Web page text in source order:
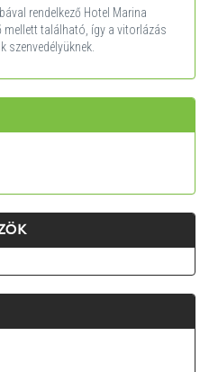
rendelkező Hotel Marina
található, így a vitorlázás
szenvedélyüknek.